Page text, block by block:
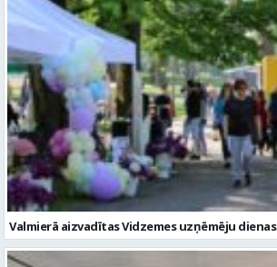
Valmierā aizvadītas Vidzemes uzņēmēju dienas